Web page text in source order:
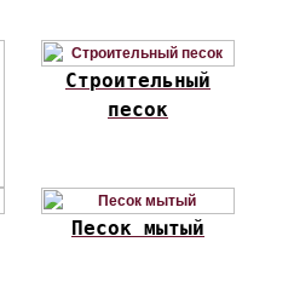
Строительный
песок
Песок мытый